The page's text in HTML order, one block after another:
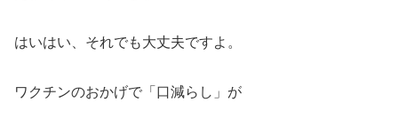
はいはい、それでも大丈夫ですよ。
ワクチンのおかげで「口減らし」が